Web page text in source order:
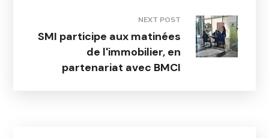
NEXT POST
SMI participe aux matinées
de l'immobilier, en
partenariat avec BMCI